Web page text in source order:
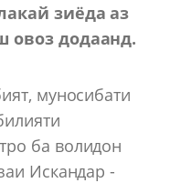
зиёда аз
овоз додаанд.
муносибати
ба волидон
Искандар -